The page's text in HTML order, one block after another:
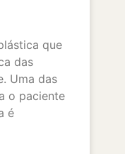
que
das
Uma das
o paciente
é